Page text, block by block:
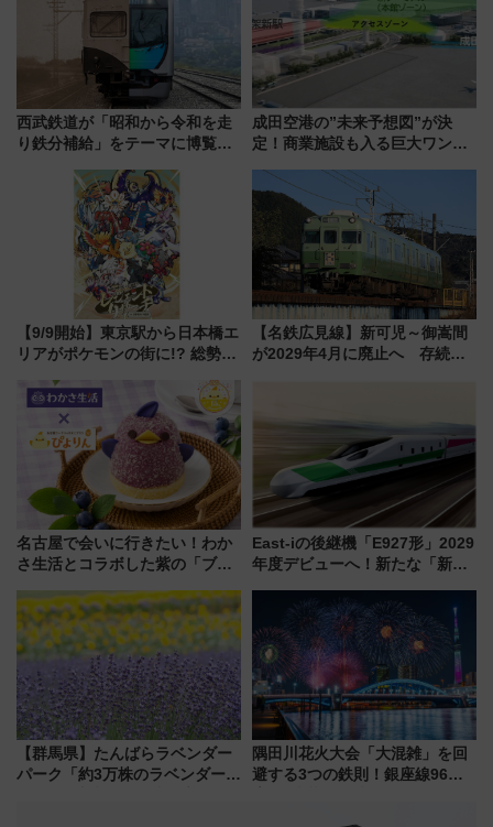
西武鉄道が「昭和から令和を走
り鉄分補給」をテーマに博覧会
14日から 新車両「トキイロ」体
験ブースも アクセスや申込方法
成田空港の”未来予想図”が決
定！商業施設も入る巨大ワンタ
で新型特急が品川･羽田とを結
ぶ！ JR空港駅は2面3線化！
【9/9開始】東京駅から日本橋エ
リアがポケモンの街に!? 総勢
リサーチ」本格謎解き・グッズ
情報まとめ
【名鉄広見線】新可児～御嵩間
が2029年4月に廃止へ 存続協
名古屋で会いに行きたい！わか
さ生活とコラボした紫の「ブル
売
East-iの後継機「E927形」2029
年度デビューへ！新たな「新幹
説【JR東日本】
【群馬県】たんばらラベンダー
パーク「約3万株のラベンダー」
隅田川花火大会「大混雑」を回
避する3つの鉄則！銀座線96本